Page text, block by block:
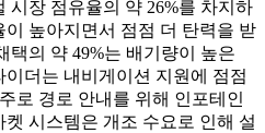
시장 점유율의 약 26%를 차지하
높아지면서 점점 더 탄력을 받
택의 약 49%는 배기량이 높은
더는 내비게이션 지원에 점점
로 경로 안내를 위해 인포테인
시스템은 개조 수요로 인해 설